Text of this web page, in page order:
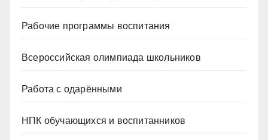
Рабочие программы воспитания
Всероссийская олимпиада школьников
Работа с одарёнными
НПК обучающихся и воспитанников